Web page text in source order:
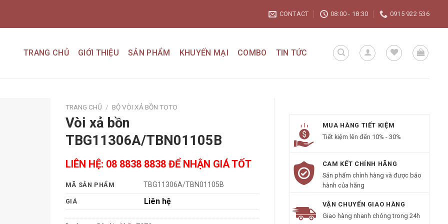
CONTACT 08:00 - 18:30 0915 922 536
TRANG CHỦ GIỚI THIỆU SẢN PHẨM KHUYẾN MẠI COMBO TIN TỨC
TRANG CHỦ / BỘ VÒI XẢ BỒN TOTO
Vòi xả bồn
TBG11306A/TBN01105B
LIÊN HỆ: 08 8838 8838 ĐỂ NHẬN GIÁ TỐT
MÃ SẢN PHẨM TBG11306A/TBN01105B
GIÁ Liên hệ
MUA HÀNG TIẾT KIỆM
Tiết kiệm lên đến 10% - 30%
CAM KẾT CHÍNH HÃNG
Sản phẩm chính hàng và được bảo
hành của hãng
VẬN CHUYỂN GIAO HÀNG
Giao hàng nhanh chóng trong 24h